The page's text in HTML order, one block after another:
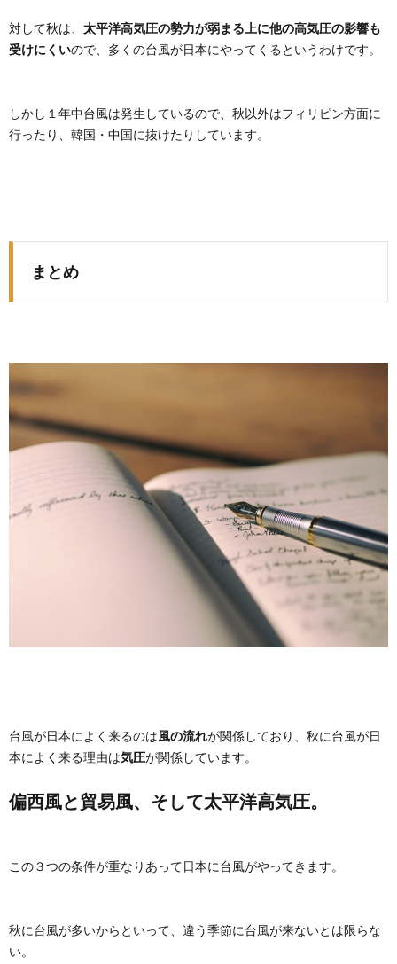
対して秋は、 太平洋高気圧の勢力が弱まる上に他の高気圧の影響も
受けにくいので、多くの台風が日本にやってくるというわけです。
しかし１年中台風は発生しているので、秋以外はフィリピン方面に
行ったり、韓国・中国に抜けたりしています。
まとめ
台風が日本によく来るのは風の流れが関係しており、秋に台風が日
本によく来る理由は気圧が関係しています。
偏西風と貿易風、そして太平洋高気圧。
この３つの条件が重なりあって日本に台風がやってきます。
秋に台風が多いからといって、違う季節に台風が来ないとは限らな
い。